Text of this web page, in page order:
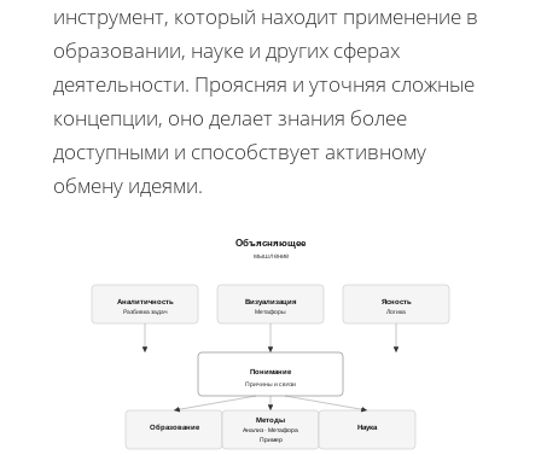
инструмент, который находит применение в
образовании, науке и других сферах
деятельности. Проясняя и уточняя сложные
концепции, оно делает знания более
доступными и способствует активному
обмену идеями.
Объясняющее
мышление
Аналитичность
Разбивка задач
Визуализация
Метафоры
Ясность
Логика
Понимание
Причины и связи
Образование
Методы
Анализ · Метафора
Пример
Наука